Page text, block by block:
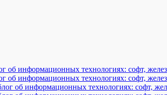
об информационных технологиях: софт,
об информационных технологиях: софт,
об информационных технологиях: софт,